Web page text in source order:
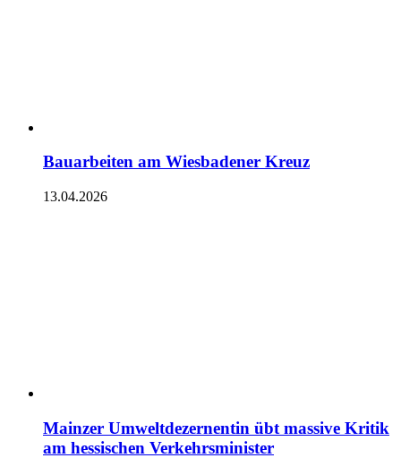
Bauarbeiten am Wiesbadener Kreuz
13.04.2026
Mainzer Umweltdezernentin übt massive Kritik
am hessischen Verkehrsminister